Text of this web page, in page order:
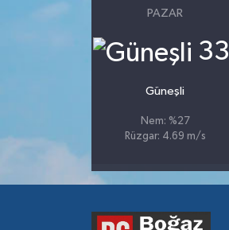
PAZAR
33
Güneşli
Nem: %27
Rüzgar: 4.69 m/s